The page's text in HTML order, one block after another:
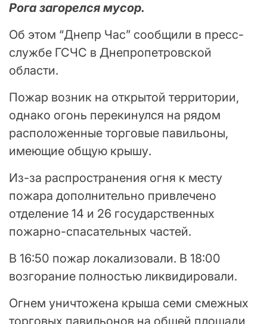
Рога загорелся мусор.
Об этом “Днепр Час” сообщили в пресс-
службе ГСЧС в Днепропетровской
области.
Пожар возник на открытой территории,
однако огонь перекинулся на рядом
расположенные торговые павильоны,
имеющие общую крышу.
Из-за распространения огня к месту
пожара дополнительно привлечено
отделение 14 и 26 государственных
пожарно-спасательных частей.
В 16:50 пожар локализовали. В 18:00
возгорание полностью ликвидировали.
Огнем уничтожена крыша семи смежных
торговых павильонов на общей площади